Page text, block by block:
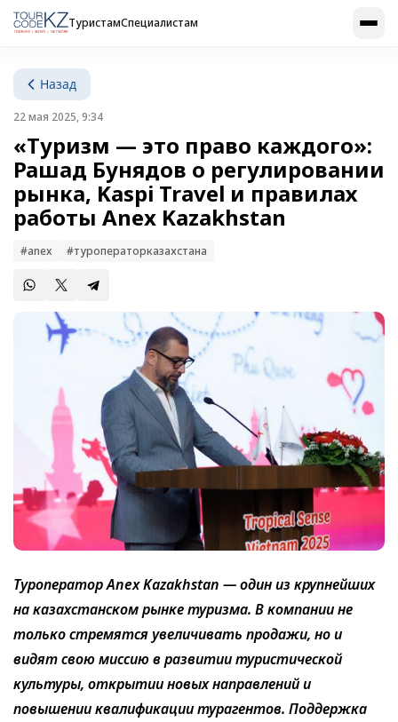
ТуристамСпециалистам
Назад
22 мая 2025, 9:34
«Туризм — это право каждого»:
Рашад Бунядов о регулировании
рынка, Kaspi Travel и правилах
работы Anex Kazakhstan
#anex #туроператорказахстана
Туроператор Anex Kazakhstan — один из крупнейших
на казахстанском рынке туризма. В компании не
только стремятся увеличивать продажи, но и
видят свою миссию в развитии туристической
культуры, открытии новых направлений и
повышении квалификации турагентов. Поддержка